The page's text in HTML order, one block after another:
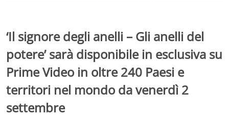
‘Il signore degli anelli – Gli anelli del
potere’ sarà disponibile in esclusiva su
Prime Video in oltre 240 Paesi e
territori nel mondo da venerdì 2
settembre